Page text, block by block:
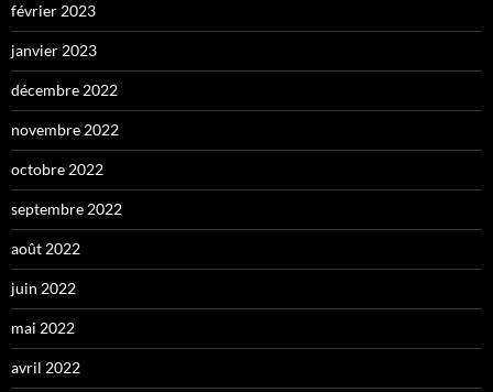
février 2023
janvier 2023
décembre 2022
novembre 2022
octobre 2022
septembre 2022
août 2022
juin 2022
mai 2022
avril 2022